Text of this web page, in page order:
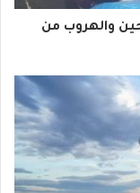
والهروب من